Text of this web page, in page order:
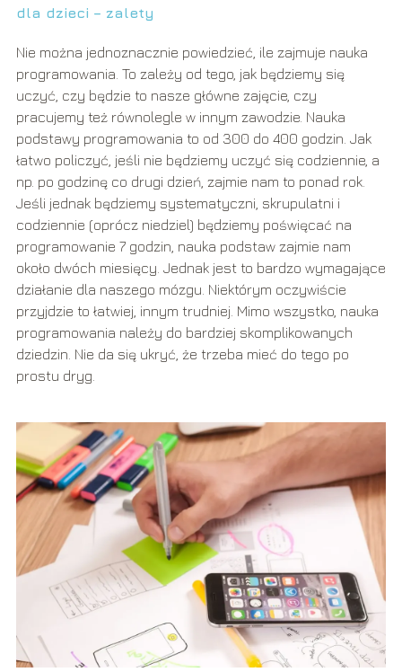
dla dzieci – zalety
Nie można jednoznacznie powiedzieć, ile zajmuje nauka
programowania. To zależy od tego, jak będziemy się
uczyć, czy będzie to nasze główne zajęcie, czy
pracujemy też równolegle w innym zawodzie. Nauka
podstawy programowania to od 300 do 400 godzin. Jak
łatwo policzyć, jeśli nie będziemy uczyć się codziennie, a
np. po godzinę co drugi dzień, zajmie nam to ponad rok.
Jeśli jednak będziemy systematyczni, skrupulatni i
codziennie (oprócz niedziel) będziemy poświęcać na
programowanie 7 godzin, nauka podstaw zajmie nam
około dwóch miesięcy. Jednak jest to bardzo wymagające
działanie dla naszego mózgu. Niektórym oczywiście
przyjdzie to łatwiej, innym trudniej. Mimo wszystko, nauka
programowania należy do bardziej skomplikowanych
dziedzin. Nie da się ukryć, że trzeba mieć do tego po
prostu dryg.